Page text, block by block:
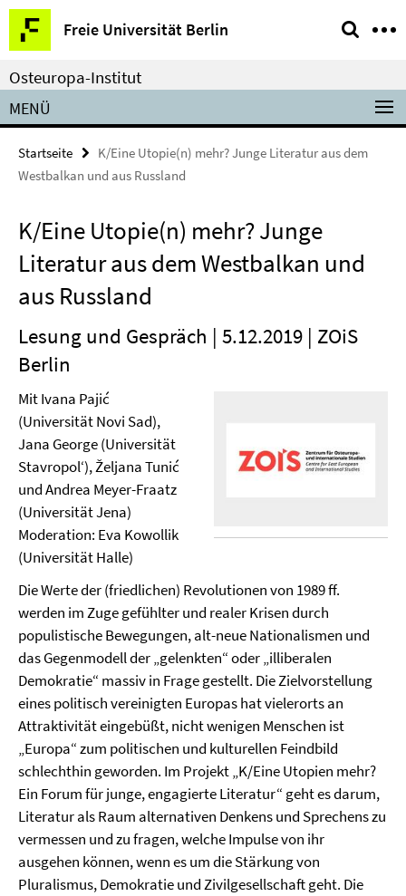
Springe
direkt
zu
Inhalt
Freie Universität Berlin
Service-
Navigation
Osteuropa-Institut
MENÜ
Startseite
K/Eine Utopie(n) mehr? Junge Literatur aus dem
Westbalkan und aus Russland
K/Eine Utopie(n) mehr? Junge
Literatur aus dem Westbalkan und
aus Russland
Lesung und Gespräch | 5.12.2019 | ZOiS
Berlin
Mit Ivana Pajić
(Universität Novi Sad),
Jana George (Universität
Stavropol‘), Željana Tunić
und Andrea Meyer-Fraatz
(Universität Jena)
Moderation: Eva Kowollik
(Universität Halle)
Die Werte der (friedlichen) Revolutionen von 1989 ff.
werden im Zuge gefühlter und realer Krisen durch
populistische Bewegungen, alt-neue Nationalismen und
das Gegenmodell der „gelenkten“ oder „illiberalen
Demokratie“ massiv in Frage gestellt. Die Zielvorstellung
eines politisch vereinigten Europas hat vielerorts an
Attraktivität eingebüßt, nicht wenigen Menschen ist
„Europa“ zum politischen und kulturellen Feindbild
schlechthin geworden. Im Projekt „K/Eine Utopien mehr?
Ein Forum für junge, engagierte Literatur“ geht es darum,
Literatur als Raum alternativen Denkens und Sprechens zu
vermessen und zu fragen, welche Impulse von ihr
ausgehen können, wenn es um die Stärkung von
Pluralismus, Demokratie und Zivilgesellschaft geht. Die